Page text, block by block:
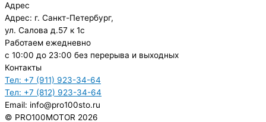
Адрес
Адрес: г. Санкт-Петербург,
ул. Салова д.57 к 1с
Работаем ежедневно
с 10:00 до 23:00 без перерыва и выходных
Контакты
Тел: +7 (911) 923-34-64
Тел: +7 (812) 923-34-64
Email: info@pro100sto.ru
© PRO100MOTOR 2026